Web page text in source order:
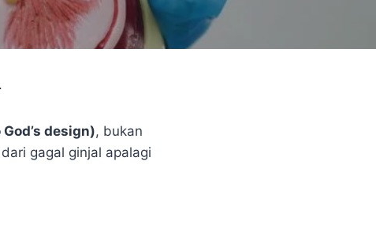
design), bukan
gagal ginjal apalagi